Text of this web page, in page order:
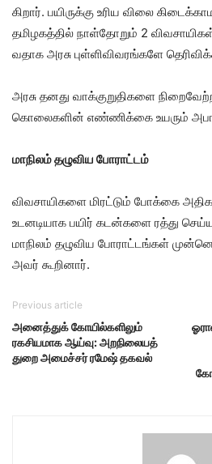
கிறார். பயிருக்கு உரிய விலை
தமிழகத்​தில் நாள்​தோறும் 2
வ​தாக அரசு புள்​ளி​விவரங்​களே
அரசு தனது வாக்​குறு​தி​களை
கொலைகளின் எண்​ணிக்கை உயரும்
மாநிலம் தழுவிய போராட்டம்
விவ​சா​யிகளை மிரட்​டும் போக்கை
உடனடி​யாக பயிர் கடன்​களை ரத்து
மாநிலம் தழு​விய போ​ராட்​டங்​கள்
அவர்​ கூறி​னார்​.
Previous article
அனைத்துக் கோயில்களிலும்
ரகசியமாக ஆய்வு: அறநிலையத்
துறை அமைச்சர் ரமேஷ் தகவல்